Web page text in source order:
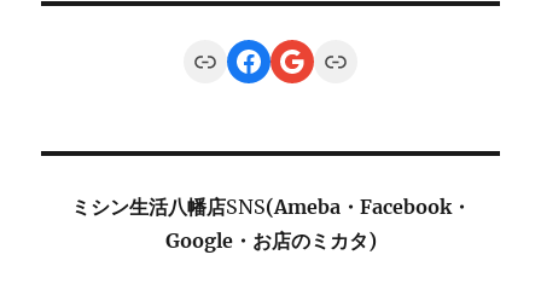
LinkFacebook
Google
Link
ミシン生活八幡店SNS(Ameba・Facebook・
Google・お店のミカタ)